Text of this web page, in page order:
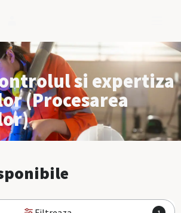
si expertiza
(Procesarea